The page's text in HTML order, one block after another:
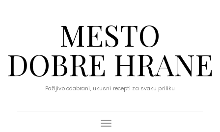
MESTO
DOBRE HRANE
Pažljivo odabrani, ukusni recepti za svaku priliku
Toggle Navigation